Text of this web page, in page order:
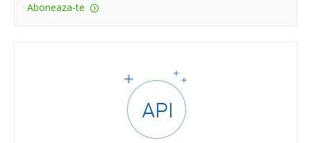
Aboneaza-te
Concepe orice strategie de promovare prin preluarea
produselor de la advertiseri cu ajutorul API-ului
Profitshare. Integrează prețuri, instrumente dinamice,
oferte cashback și multe altele conectând site-ul tău la